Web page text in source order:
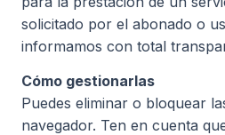
solicitado por el abonado o
informamos con total
Cómo gestionarlas
Puedes eliminar o bloquear
navegador. Ten en cuenta